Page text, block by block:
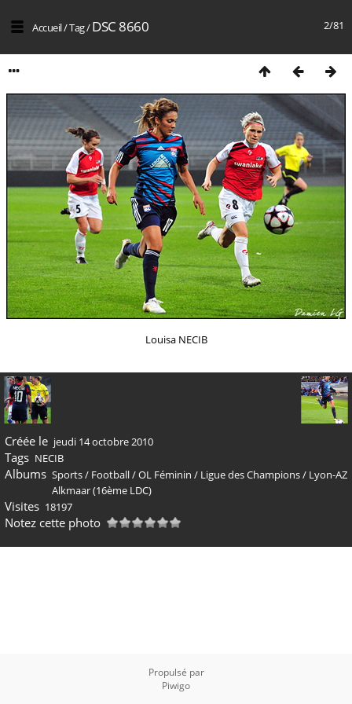
2/81
Accueil/Tag/DSC 8660
Louisa NECIB
Créée le jeudi 14 octobre 2010
Tags NECIB
Albums Sports/ Football/OL Féminin / Ligue des Champions/ Lyon-AZ
Alkmaar (16ème LDC)
Visites 18197
Notez cette photo
Propulsé par
Piwigo